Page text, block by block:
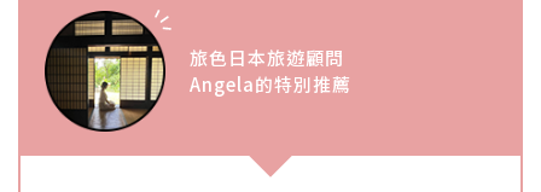
旅色日本旅遊顧問
Angela的特別推薦